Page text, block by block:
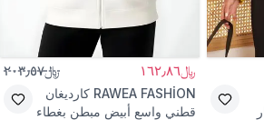
﷼١٦٢٫٨٦ ﷼٢٠٣٫٥٧
RAWEA FASHİON كارديغان
قطني واسع أبيض مبطن بغطاء